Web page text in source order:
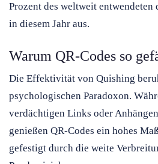
Prozent des weltweit entwendeten
in diesem Jahr aus.
Warum QR-Codes so
Die Effektivität von Quishing
psychologischen Paradoxon.
verdächtigen Links oder
genießen QR-Codes ein hohes
gefestigt durch die weite